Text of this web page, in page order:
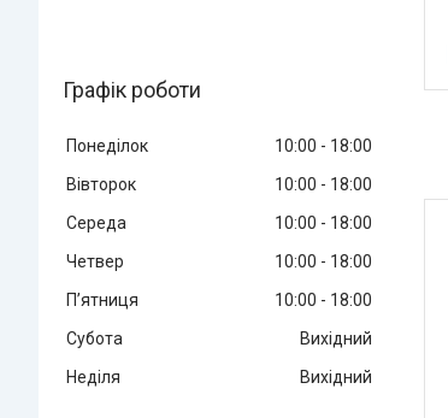
Графік роботи
Понеділок 10:00
18:00
Вівторок
10:00
18:00
Середа
10:00
18:00
Четвер
10:00
18:00
Пʼятниця
10:00
18:00
Субота
Вихідний
Неділя
Вихідний